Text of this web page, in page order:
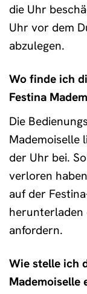
die Uhr
Uhr vor dem
abzulegen.
Wo finde ich
Festina
Die
Mademoiselle
der Uhr bei.
verloren
auf der
herunterladen
anfordern.
Wie stelle ich
Mademoiselle